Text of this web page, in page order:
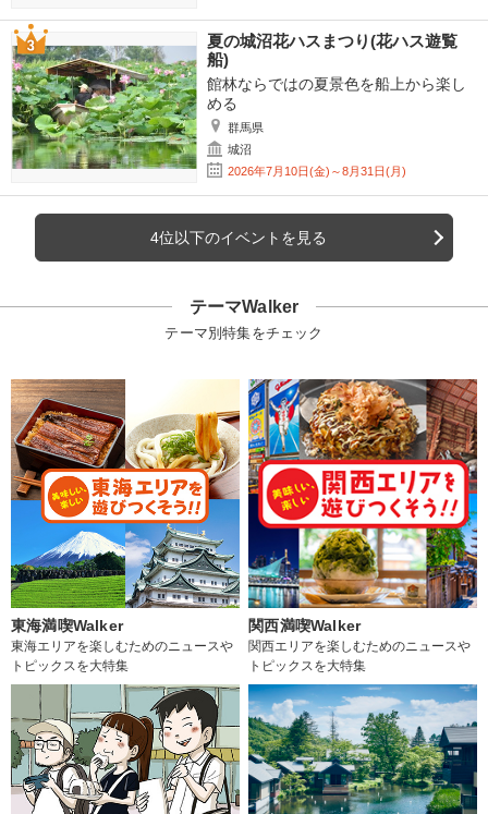
夏の城沼花ハスまつり(花ハス遊覧
船)
館林ならではの夏景色を船上から楽し
める
群馬県
城沼
2026年7月10日(金)～8月31日(月)
4位以下のイベントを見る
テーマWalker
テーマ別特集をチェック
東海満喫Walker
東海エリアを楽しむためのニュースや
トピックスを大特集
関西満喫Walker
関西エリアを楽しむためのニュースや
トピックスを大特集